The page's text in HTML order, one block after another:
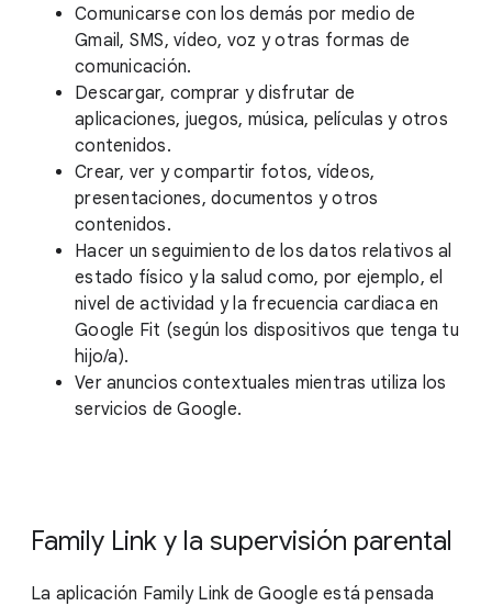
Comunicarse con los demás por medio de
Gmail, SMS, vídeo, voz y otras formas de
comunicación.
Descargar, comprar y disfrutar de
aplicaciones, juegos, música, películas y otros
contenidos.
Crear, ver y compartir fotos, vídeos,
presentaciones, documentos y otros
contenidos.
Hacer un seguimiento de los datos relativos al
estado físico y la salud como, por ejemplo, el
nivel de actividad y la frecuencia cardiaca en
Google Fit (según los dispositivos que tenga tu
hijo/a).
Ver anuncios contextuales mientras utiliza los
servicios de Google.
Family Link y la supervisión parental
La aplicación Family Link de Google está pensada